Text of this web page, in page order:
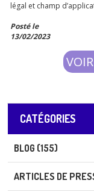
légal et champ
Posté le
13/02/2023
CATÉGORIES
BLOG (155)
ARTICLES DE